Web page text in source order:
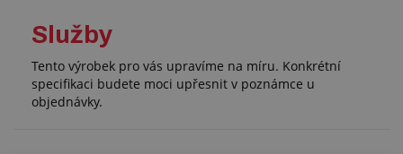
Služby
Tento výrobek pro vás upravíme na míru. Konkrétní
specifikaci budete moci upřesnit v poznámce u
objednávky.